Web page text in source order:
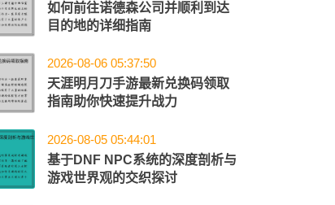
如何前往诺德森公司并顺利到达
目的地的详细指南
2026-08-06 05:37:50
天涯明月刀手游最新兑换码领取
指南助你快速提升战力
2026-08-05 05:44:01
基于DNF NPC系统的深度剖析与
游戏世界观的交织探讨